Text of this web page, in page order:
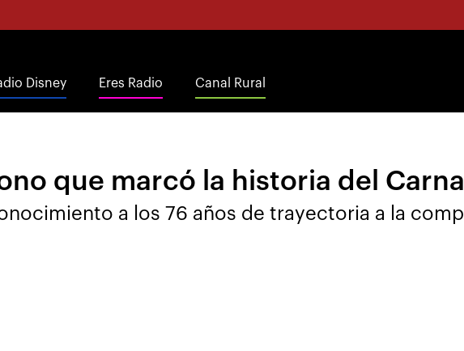
Disney Eres Radio Canal Rural
que marcó la historia del
a los 76 años de trayectoria a la